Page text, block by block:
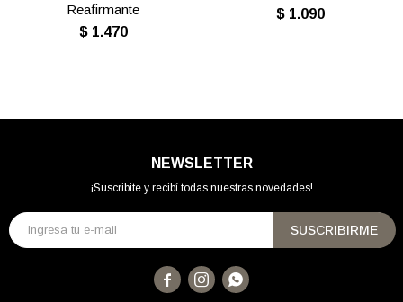
Reafirmante
$ 1.470
$ 1.090
NEWSLETTER
¡Suscribite y recibí todas nuestras novedades!
SUSCRIBIRME
  